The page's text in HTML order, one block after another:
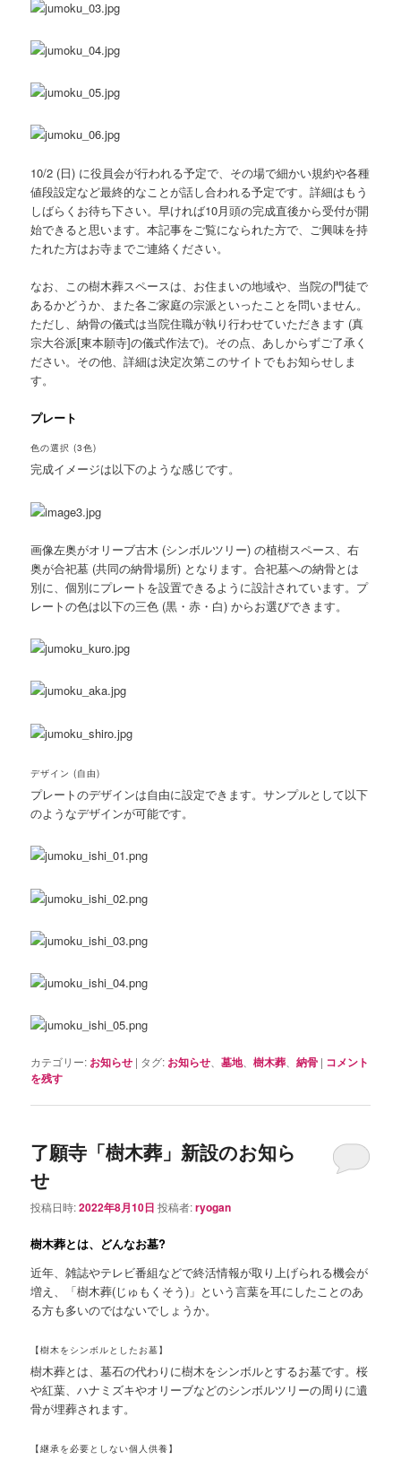
10/2 (日) に役員会が行われる予定で、その場で細かい規約や各種
値段設定など最終的なことが話し合われる予定です。詳細はもう
しばらくお待ち下さい。早ければ10月頭の完成直後から受付が開
始できると思います。本記事をご覧になられた方で、ご興味を持
たれた方はお寺までご連絡ください。
なお、この樹木葬スペースは、お住まいの地域や、当院の門徒で
あるかどうか、また各ご家庭の宗派といったことを問いません。
ただし、納骨の儀式は当院住職が執り行わせていただきます (真
宗大谷派[東本願寺]の儀式作法で)。その点、あしからずご了承く
ださい。その他、詳細は決定次第このサイトでもお知らせしま
す。
プレート
色の選択 (3色)
完成イメージは以下のような感じです。
画像左奥がオリーブ古木 (シンボルツリー) の植樹スペース、右
奥が合祀墓 (共同の納骨場所) となります。合祀墓への納骨とは
別に、個別にプレートを設置できるように設計されています。プ
レートの色は以下の三色 (黒・赤・白) からお選びできます。
デザイン (自由)
プレートのデザインは自由に設定できます。サンプルとして以下
のようなデザインが可能です。
カテゴリー: お知らせ | タグ: お知らせ 、墓地、樹木葬 、納骨 | コメント
を残す
了願寺「樹木葬」新設のお知ら
せ
投稿日時:2022年8月10日 投稿者:ryogan
樹木葬とは、どんなお墓?
近年、雑誌やテレビ番組などで終活情報が取り上げられる機会が
増え、「樹木葬(じゅもくそう)」という言葉を耳にしたことのあ
る方も多いのではないでしょうか。
【樹木をシンボルとしたお墓】
樹木葬とは、墓石の代わりに樹木をシンボルとするお墓です。桜
や紅葉、ハナミズキやオリーブなどのシンボルツリーの周りに遺
骨が埋葬されます。
【継承を必要としない個人供養】